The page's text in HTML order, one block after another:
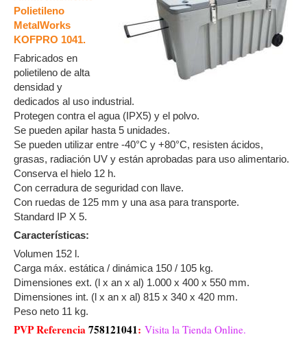
Polietileno
MetalWorks
KOFPRO 1041.
Fabricados en
polietileno de alta
densidad y
dedicados al uso industrial.
Protegen contra el agua (IPX5) y el polvo.
Se pueden apilar hasta 5 unidades.
Se pueden utilizar entre -40°C y +80°C, resisten ácidos,
grasas, radiación UV y están aprobadas para uso alimentario.
Conserva el hielo 12 h.
Con cerradura de seguridad con llave.
Con ruedas de 125 mm y una asa para transporte.
Standard IP X 5.
Características:
Volumen 152 l.
Carga máx. estática / dinámica 150 / 105 kg.
Dimensiones ext. (l x an x al) 1.000 x 400 x 550 mm.
Dimensiones int. (l x an x al) 815 x 340 x 420 mm.
Peso neto 11 kg.
PVP Referencia758121041: Visita la Tienda Online.